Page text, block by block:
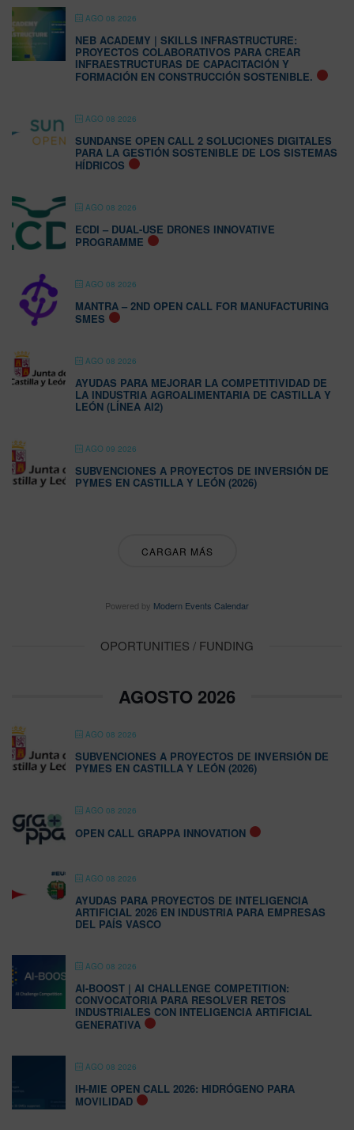
AGO 08 2026
NEB ACADEMY | SKILLS INFRASTRUCTURE:
PROYECTOS COLABORATIVOS PARA CREAR
INFRAESTRUCTURAS DE CAPACITACIÓN Y
FORMACIÓN EN CONSTRUCCIÓN SOSTENIBLE.
AGO 08 2026
SUNDANSE OPEN CALL 2 SOLUCIONES DIGITALES
PARA LA GESTIÓN SOSTENIBLE DE LOS SISTEMAS
HÍDRICOS
AGO 08 2026
ECDI – DUAL-USE DRONES INNOVATIVE
PROGRAMME
AGO 08 2026
MANTRA – 2ND OPEN CALL FOR MANUFACTURING
SMES
AGO 08 2026
AYUDAS PARA MEJORAR LA COMPETITIVIDAD DE
LA INDUSTRIA AGROALIMENTARIA DE CASTILLA Y
LEÓN (LÍNEA AI2)
AGO 09 2026
SUBVENCIONES A PROYECTOS DE INVERSIÓN DE
PYMES EN CASTILLA Y LEÓN (2026)
CARGAR MÁS
Powered by Modern Events Calendar
OPORTUNITIES / FUNDING
AGOSTO 2026
AGO 08 2026
SUBVENCIONES A PROYECTOS DE INVERSIÓN DE
PYMES EN CASTILLA Y LEÓN (2026)
AGO 08 2026
OPEN CALL GRAPPA INNOVATION
AGO 08 2026
AYUDAS PARA PROYECTOS DE INTELIGENCIA
ARTIFICIAL 2026 EN INDUSTRIA PARA EMPRESAS
DEL PAÍS VASCO
AGO 08 2026
AI-BOOST | AI CHALLENGE COMPETITION:
CONVOCATORIA PARA RESOLVER RETOS
INDUSTRIALES CON INTELIGENCIA ARTIFICIAL
GENERATIVA
AGO 08 2026
IH-MIE OPEN CALL 2026: HIDRÓGENO PARA
MOVILIDAD